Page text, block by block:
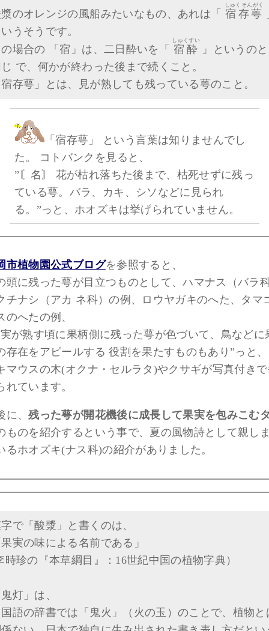
のオレンジの風船みたいなもの、あれは「 宿存萼
しゅくそんがく
うそうです。
場合の 「宿」は、二日酔いを「 宿酔
しゅくすい
同じ で、何かが終わった後まで続くこと。
存萼」とは、見が熟しても残っている萼のこと。
「宿存萼」 という言葉は知りませんでし
た。 コトバンクを見ると、
”〘名〙 花が枯れ落ちた後まで、枯死せずに残っ
ている萼。バラ、カキ、シソなどに見られ
る。”っと、ホオズキは挙げられていません。
市植物園公式ブログを参照すると、
頭に残った萼が目立つものとして、ハマナス（バラ
アカ ネ科）の例、ロウヤガキのへた、タマゴ
のへたの例、
が熟す頃に果柄側に残った萼が色づいて、鳥などに
をアピールする 役割を果たすものもあり”っと、ミ
マウスの木(オクナ・セルラタ)やクサギが写真付き
れています。
に、残った萼が開花機後に成長して果実を包みこむ
ものを紹介するという事で、夏の風物詩として親し
るホオズキ(ナス科)の紹介がありました。
で「酸漿」と書くのは、
実の味による名前である」
時珍の『本草綱目』：16世紀中国の植物字典）
灯」は、
語の辞書では「鬼火」（火の玉）のことで、植物と